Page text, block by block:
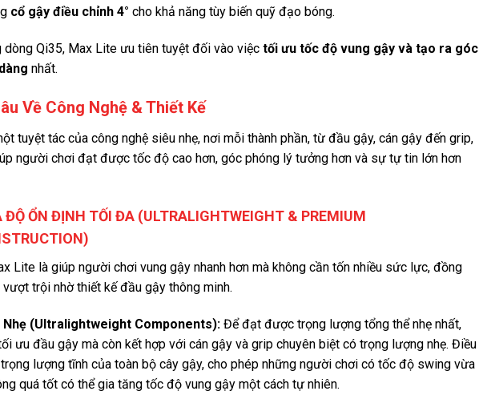
cổ gậy điều chỉnh 4° cho khả năng tùy biến quỹ đạo bóng.
dòng Qi35, Max Lite ưu tiên tuyệt đối vào việc tối ưu tốc độ vung gậy và tạo ra góc
nhất.
Về Công Nghệ & Thiết Kế
tuyệt tác của công nghệ siêu nhẹ, nơi mỗi thành phần, từ đầu gậy, cán gậy đến grip,
người chơi đạt được tốc độ cao hơn, góc phóng lý tưởng hơn và sự tự tin lớn hơn
ĐỘ ỔN ĐỊNH TỐI ĐA (ULTRALIGHTWEIGHT & PREMIUM
Lite là giúp người chơi vung gậy nhanh hơn mà không cần tốn nhiều sức lực, đồng
trội nhờ thiết kế đầu gậy thông minh.
Nhẹ (Ultralightweight Components):Để đạt được trọng lượng tổng thể nhẹ nhất,
ưu đầu gậy mà còn kết hợp với cán gậy và grip chuyên biệt có trọng lượng nhẹ. Điều
lượng tĩnh của toàn bộ cây gậy, cho phép những người chơi có tốc độ swing vừa
quá tốt có thể gia tăng tốc độ vung gậy một cách tự nhiên.